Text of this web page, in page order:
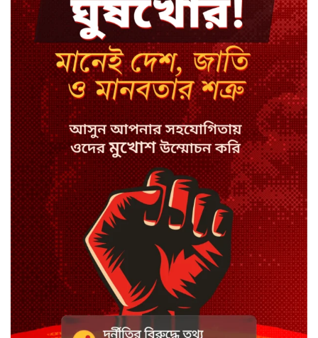
কেন লিভারপুল ছেড়ে তুরস্কের ক্লাবে
সালাহ
কপিল শর্মার অডিশনে বাদ পড়ার সেই
গল্প
যুক্তরাজ্যে সামাজিকমাধ্যমের কারফিউ
মানছে না কিশোররা
কটাক্ষ আর বিদ্রূপে জমে উঠেছে
ভ্যান্সের রাজনীতি
সৌদি আরবে হুতি হামলায় শিশুসহ
আহত ১১